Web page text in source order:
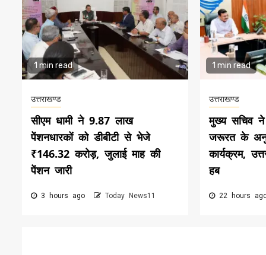
1 min read
उत्तराखण्ड
सीएम धामी ने 9.87 लाख
पेंशनधारकों को डीबीटी से भेजे
₹146.32 करोड़, जुलाई माह की
पेंशन जारी
3 hours ago Today News11
1 min read
उत्तराखण्ड
मुख्य सचिव ने
जरूरत के
कार्यक्रम,
हब
22 hours